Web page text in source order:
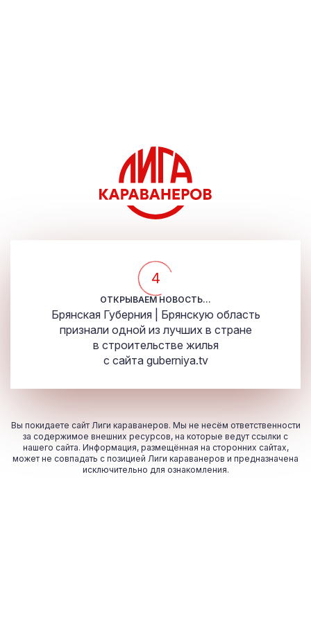
4
ОТКРЫВАЕМ НОВОСТЬ...
Брянская Губерния | Брянскую область
признали одной из лучших в стране
в строительстве жилья
с сайта guberniya.tv
Вы покидаете сайт Лиги караванеров. Мы не несём ответственности
за содержимое внешних ресурсов, на которые ведут ссылки с
нашего сайта. Информация, размещённая на сторонних сайтах,
может не совпадать с позицией Лиги караванеров и предназначена
исключительно для ознакомления.